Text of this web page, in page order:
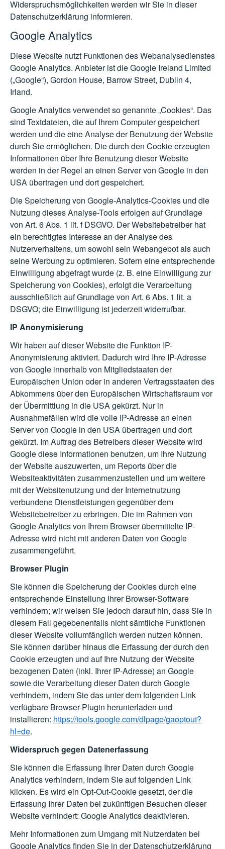
Widerspruchsmöglichkeiten werden wir Sie in dieser
Datenschutzerklärung informieren.
Google Analytics
Diese Website nutzt Funktionen des Webanalysedienstes
Google Analytics. Anbieter ist die Google Ireland Limited
(„Google“), Gordon House, Barrow Street, Dublin 4,
Irland.
Google Analytics verwendet so genannte „Cookies“. Das
sind Textdateien, die auf Ihrem Computer gespeichert
werden und die eine Analyse der Benutzung der Website
durch Sie ermöglichen. Die durch den Cookie erzeugten
Informationen über Ihre Benutzung dieser Website
werden in der Regel an einen Server von Google in den
USA übertragen und dort gespeichert.
Die Speicherung von Google-Analytics-Cookies und die
Nutzung dieses Analyse-Tools erfolgen auf Grundlage
von Art. 6 Abs. 1 lit. f DSGVO. Der Websitebetreiber hat
ein berechtigtes Interesse an der Analyse des
Nutzerverhaltens, um sowohl sein Webangebot als auch
seine Werbung zu optimieren. Sofern eine entsprechende
Einwilligung abgefragt wurde (z. B. eine Einwilligung zur
Speicherung von Cookies), erfolgt die Verarbeitung
ausschließlich auf Grundlage von Art. 6 Abs. 1 lit. a
DSGVO; die Einwilligung ist jederzeit widerrufbar.
IP Anonymisierung
Wir haben auf dieser Website die Funktion IP-
Anonymisierung aktiviert. Dadurch wird Ihre IP-Adresse
von Google innerhalb von Mitgliedstaaten der
Europäischen Union oder in anderen Vertragsstaaten des
Abkommens über den Europäischen Wirtschaftsraum vor
der Übermittlung in die USA gekürzt. Nur in
Ausnahmefällen wird die volle IP-Adresse an einen
Server von Google in den USA übertragen und dort
gekürzt. Im Auftrag des Betreibers dieser Website wird
Google diese Informationen benutzen, um Ihre Nutzung
der Website auszuwerten, um Reports über die
Websiteaktivitäten zusammenzustellen und um weitere
mit der Websitenutzung und der Internetnutzung
verbundene Dienstleistungen gegenüber dem
Websitebetreiber zu erbringen. Die im Rahmen von
Google Analytics von Ihrem Browser übermittelte IP-
Adresse wird nicht mit anderen Daten von Google
zusammengeführt.
Browser Plugin
Sie können die Speicherung der Cookies durch eine
entsprechende Einstellung Ihrer Browser-Software
verhindern; wir weisen Sie jedoch darauf hin, dass Sie in
diesem Fall gegebenenfalls nicht sämtliche Funktionen
dieser Website vollumfänglich werden nutzen können.
Sie können darüber hinaus die Erfassung der durch den
Cookie erzeugten und auf Ihre Nutzung der Website
bezogenen Daten (inkl. Ihrer IP-Adresse) an Google
sowie die Verarbeitung dieser Daten durch Google
verhindern, indem Sie das unter dem folgenden Link
verfügbare Browser-Plugin herunterladen und
installieren: https://tools.google.com/dlpage/gaoptout?
hl=de.
Widerspruch gegen Datenerfassung
Sie können die Erfassung Ihrer Daten durch Google
Analytics verhindern, indem Sie auf folgenden Link
klicken. Es wird ein Opt-Out-Cookie gesetzt, der die
Erfassung Ihrer Daten bei zukünftigen Besuchen dieser
Website verhindert: Google Analytics deaktivieren.
Mehr Informationen zum Umgang mit Nutzerdaten bei
Google Analytics finden Sie in der Datenschutzerklärung